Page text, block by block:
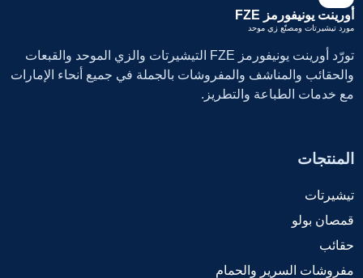
أورينت يونيفورمز FZE
مورد تيشيرتات ومصنّع زي موحد
تورّد أورينت يونيفورمز FZE التيشيرتات والزي الموحد والقبعات
والحقائب والمناشف والمفروشات بالجملة في جميع أنحاء الإمارات
مع خدمات الطباعة والتطريز.
المنتجات
تيشيرتات
قمصان بولو
حقائب
مفروشات السرير والحمام